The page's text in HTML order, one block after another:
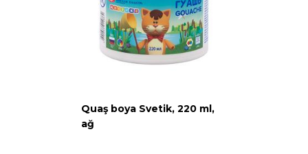
Quaş boya Svetik, 220 ml,
ağ